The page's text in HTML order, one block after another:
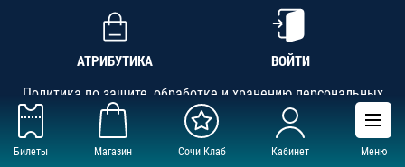
Билеты Магазин Сочи Клаб Кабинет Меню
АТРИБУТИКА ВОЙТИ
Политика по защите, обработке и хранению персональных
данных
АНО «СК «Кубань-Регион», ОГРН 1142300002349,